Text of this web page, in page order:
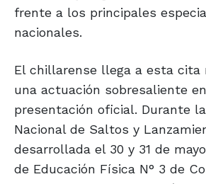
frente a los principales
nacionales.
El chillarense llega a esta cita
una actuación sobresaliente
presentación oficial. Durante
Nacional de Saltos y
desarrollada el 30 y 31 de
de Educación Física N° 3 de